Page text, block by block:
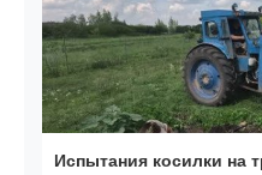
Испытания косилки на